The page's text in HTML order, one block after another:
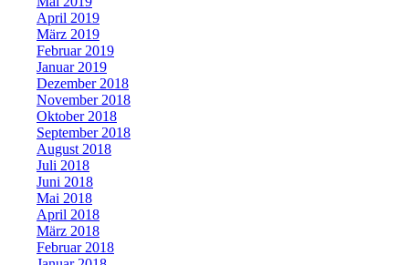
April 2019
März 2019
Februar 2019
Januar 2019
Dezember 2018
November 2018
Oktober 2018
September 2018
August 2018
Juli 2018
Juni 2018
Mai 2018
April 2018
März 2018
Februar 2018